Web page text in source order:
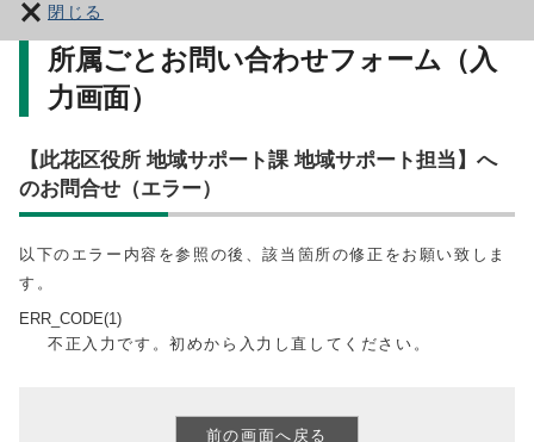
閉じる
所属ごとお問い合わせフォーム（入
力画面）
【此花区役所 地域サポート課 地域サポート担当】へ
のお問合せ（エラー）
以下のエラー内容を参照の後、該当箇所の修正をお願い致しま
す。
ERR_CODE(1)
不正入力です。初めから入力し直してください。